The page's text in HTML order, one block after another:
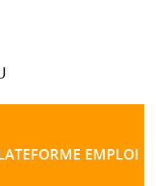
EMPLOI